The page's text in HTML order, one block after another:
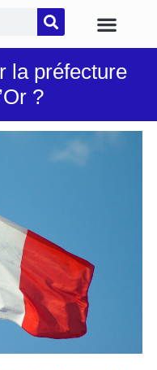
la préfecture
?